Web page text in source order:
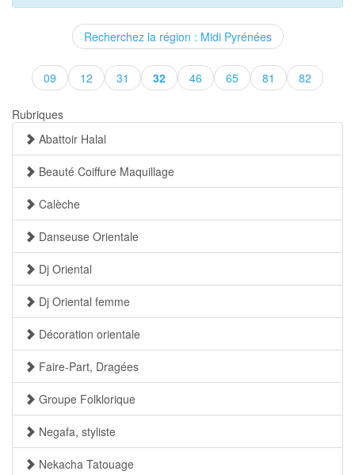
Recherchez la région : Midi Pyrénées
09 12 31 32(current)
46 65 81 82
Rubriques
Abattoir Halal
Beauté Coiffure Maquillage
Calèche
Danseuse Orientale
Dj Oriental
Dj Oriental femme
Décoration orientale
Faire-Part, Dragées
Groupe Folklorique
Negafa, styliste
Nekacha Tatouage